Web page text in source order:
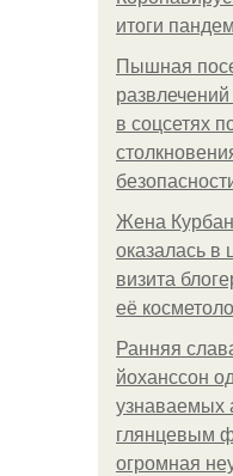
итоги
Пышная
в соцсетях
Жена
оказалась в
визита
её
Ранняя
йоханссон
узнаваемых
глянцевым
огромная